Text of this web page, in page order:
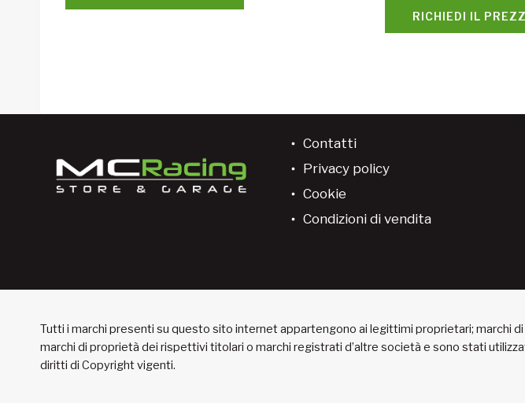
RICHIEDI IL
Contatti
Privacy policy
Cookie
Condizioni di vendita
Tutti i marchi presenti su questo sito internet appartengono ai legittimi proprietari; marchi
marchi di proprietà dei rispettivi titolari o marchi registrati d’altre società e sono stati
diritti di Copyright vigenti.